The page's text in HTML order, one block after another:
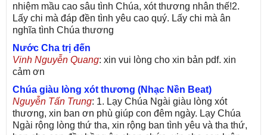
nhiệm mầu cao sâu tình Chúa, xót thương nhân thế!2.
Lấy chi mà đáp đền tình yêu cao quý. Lấy chi mà ân
nghĩa tình Chúa thương
Nước Cha trị đến
Vinh Nguyễn Quang: xin vui lòng cho xin bản pdf. xin
cảm ơn
Chúa giàu lòng xót thương (Nhạc Nền Beat)
Nguyễn Tấn Trung: 1. Lạy Chúa Ngài giàu lòng xót
thương, xin ban ơn phù giúp con đêm ngày. Lạy Chúa
Ngài rộng lòng thứ tha, xin rộng ban tình yêu và tha thứ,